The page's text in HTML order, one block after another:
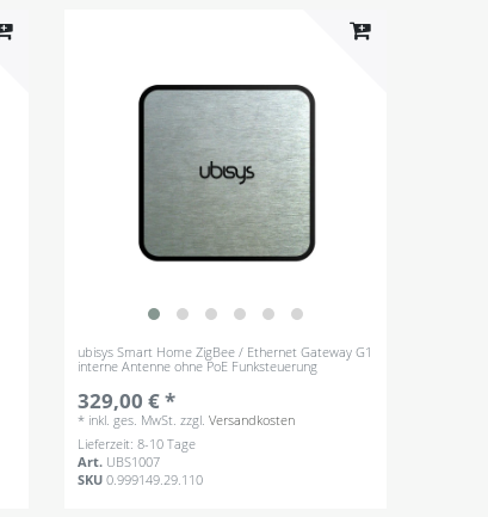
ubisys Smart Home ZigBee / Ethernet Gateway G1
interne Antenne ohne PoE Funksteuerung
329,00 € *
* inkl. ges. MwSt. zzgl.Versandkosten
Lieferzeit: 8-10 Tage
Art. UBS1007
SKU0.999149.29.110